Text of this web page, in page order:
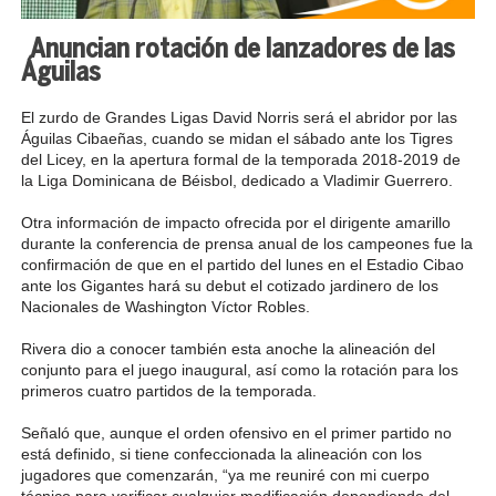
Anuncian rotación de lanzadores de las
Águilas
El zurdo de Grandes Ligas David Norris será el abridor por las
Águilas Cibaeñas, cuando se midan el sábado ante los Tigres
del Licey, en la apertura formal de la temporada 2018-2019 de
la Liga Dominicana de Béisbol, dedicado a Vladimir Guerrero.
Otra información de impacto ofrecida por el dirigente amarillo
durante la conferencia de prensa anual de los campeones fue la
confirmación de que en el partido del lunes en el Estadio Cibao
ante los Gigantes hará su debut el cotizado jardinero de los
Nacionales de Washington Víctor Robles.
Rivera dio a conocer también esta anoche la alineación del
conjunto para el juego inaugural, así como la rotación para los
primeros cuatro partidos de la temporada.
Señaló que, aunque el orden ofensivo en el primer partido no
está definido, si tiene confeccionada la alineación con los
jugadores que comenzarán, “ya me reuniré con mi cuerpo